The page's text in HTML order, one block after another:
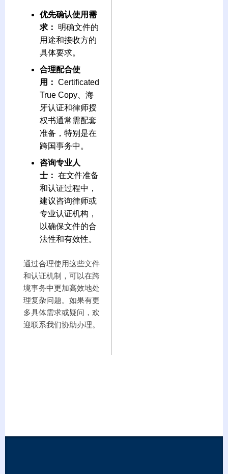
优先确认使用需
求：
明确文件的
用途和接收方的
具体要求。
合理配合使
用： Certificated
True Copy、海
牙认证和律师授
权书通常需配套
准备，特别是在
跨国事务中。
咨询专业人
士： 在文件准备
和认证过程中，
建议咨询律师或
专业认证机构，
以确保文件的合
法性和有效性。
通过合理使用这些文件
和认证机制，可以在跨
境事务中更加高效地处
理复杂问题。如果有更
多具体需求或疑问，欢
迎联系我们协助办理。